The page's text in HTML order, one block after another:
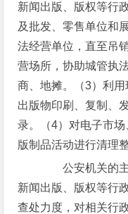
新闻出版、版权等行
及批发、零售单位和
法经营单位，直至吊
营场所，协助城管执
商、地摊。（3）利
出版物印刷、复制、
录。（4）对电子市
版制品活动进行清理整
公安机关的主
新闻出版、版权等行
查处力度，对相关行